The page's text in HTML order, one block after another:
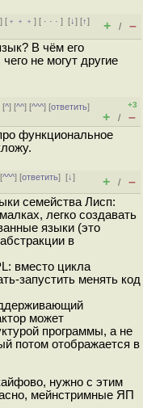
] [ ﹢﹢﹢] [ · · ·][↓] [↑]
+ / –
В чём его
не могут другие
[^] [^^] [^^^] [ответить]
+3
+ / –
функциональное
^^^] [ответить][↓]
+ / –
семейства Лисп:
легко создавать
языки (это
в
вместо цикла
запустить менять код
может
программы, а не
потом отображается в
нужно с этим
мейнстримные ЯП